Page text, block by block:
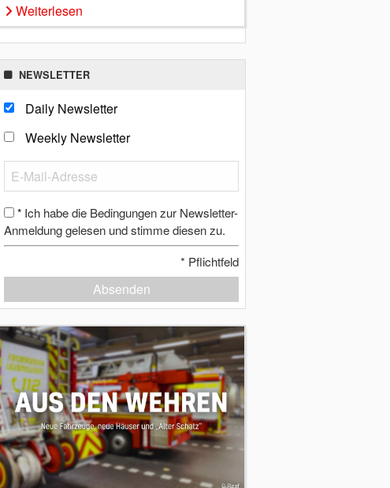
Weiterlesen
NEWSLETTER
Daily Newsletter
Weekly Newsletter
* Ich habe die Bedingungen zur Newsletter-
Anmeldung gelesen und stimme diesen zu.
* Pflichtfeld
Absenden